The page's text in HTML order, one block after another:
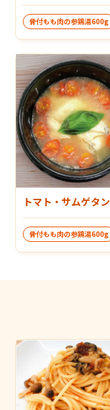
骨付もも肉の参鶏湯600g
トマト・サムゲタン
骨付もも肉の参鶏湯600g